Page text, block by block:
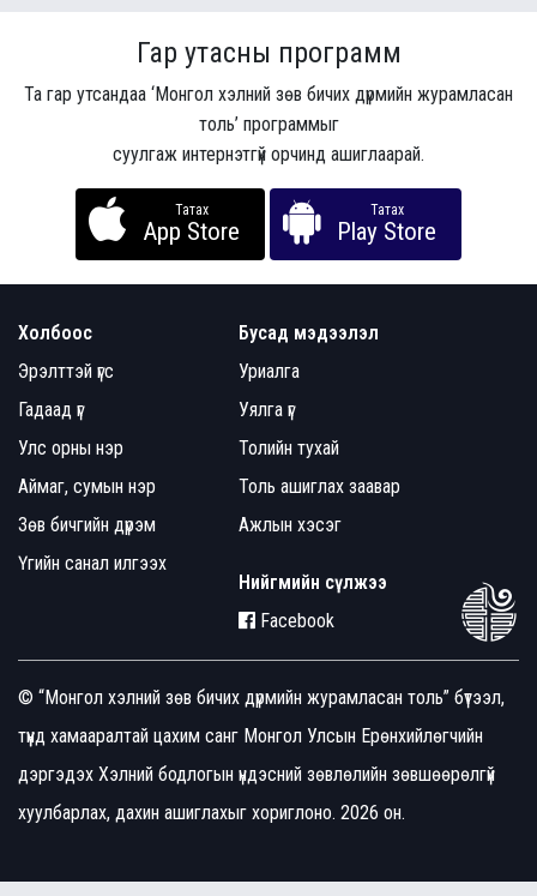
Гар утасны программ
Та гар утсандаа ‘Монгол хэлний зөв бичих дүрмийн журамласан
толь’ программыг
суулгаж интернэтгүй орчинд ашиглаарай.
Татах
App Store
Татах
Play Store
Холбоос
Эрэлттэй үгс
Гадаад үг
Улс орны нэр
Аймаг, сумын нэр
Зөв бичгийн дүрэм
Үгийн санал илгээх
Бусад мэдээлэл
Уриалга
Уялга үг
Толийн тухай
Толь ашиглах заавар
Ажлын хэсэг
Нийгмийн сүлжээ
Facebook
© “Монгол хэлний зөв бичих дүрмийн журамласан толь” бүтээл,
түүнд хамааралтай цахим санг Монгол Улсын Ерөнхийлөгчийн
дэргэдэх Хэлний бодлогын үндэсний зөвлөлийн зөвшөөрөлгүй
хуулбарлах, дахин ашиглахыг хориглоно. 2026 он.